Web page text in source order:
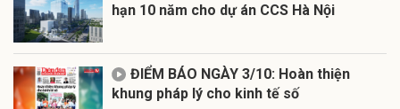
hạn 10 năm cho dự án CCS Hà Nội
ĐIỂM BÁO NGÀY 3/10: Hoàn thiện
khung pháp lý cho kinh tế số